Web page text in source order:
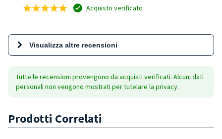
Acquisto verificato
Visualizza altre recensioni
Tutte le recensioni provengono da acquisti verificati. Alcuni dati
personali non vengono mostrati per tutelare la privacy.
Prodotti Correlati